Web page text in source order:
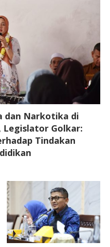
dan Narkotika di
Legislator Golkar:
Tindakan